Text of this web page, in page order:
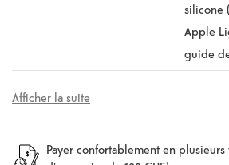
silicone
Apple
guide
Afficher la suite
Payer confortablement en